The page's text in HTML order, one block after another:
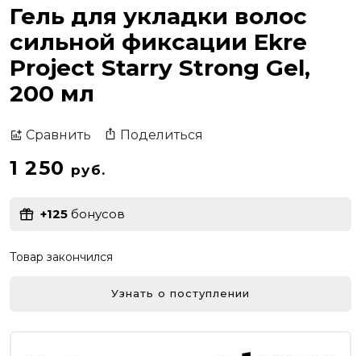
Гель для укладки волос
сильной фиксации Ekre
Project Starry Strong Gel,
200 мл
Сравнить Поделиться
1 250 руб.
+125 бонусов
Товар закончился
Узнать о поступлении